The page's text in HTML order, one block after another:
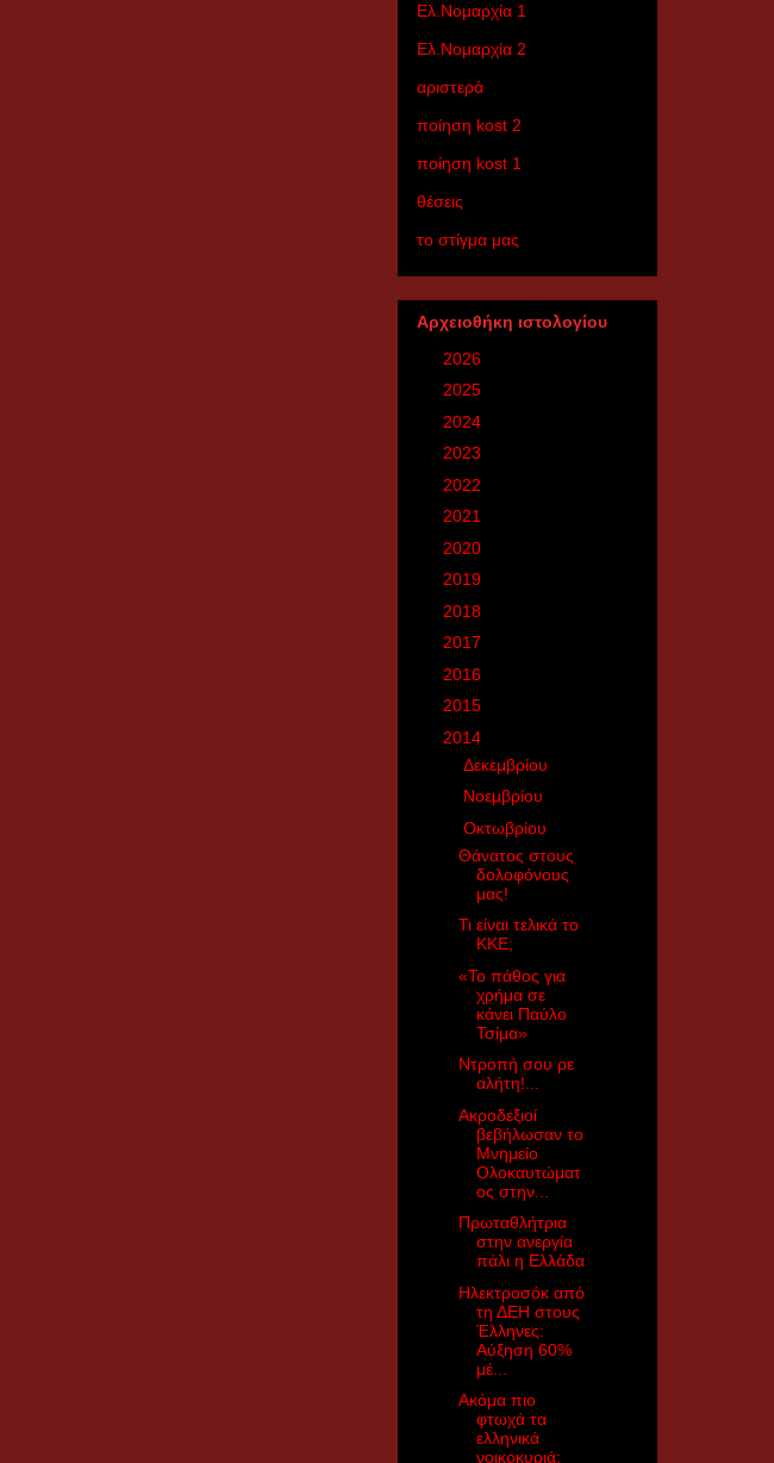
Ελ.Nομαρχία 1
Ελ.Nομαρχία 2
αριστερά
ποίηση kost 2
ποίηση kost 1
θέσεις
το στίγμα μας
Αρχειοθήκη ιστολογίου
2026
2025
2024
2023
2022
2021
2020
2019
2018
2017
2016
2015
2014
Δεκεμβρίου
Νοεμβρίου
Οκτωβρίου
Θάνατος στους
δολοφόνους
μας!
Τι είναι τελικά το
ΚΚΕ;
«Το πάθος για
χρήμα σε
κάνει Παύλο
Τσίμα»
Ντροπή σου ρε
αλήτη!...
Ακροδεξιοί
βεβήλωσαν το
Μνημείο
Ολοκαυτώματ
ος στην...
Πρωταθλήτρια
στην ανεργία
πάλι η Ελλάδα
Ηλεκτροσόκ από
τη ΔΕΗ στους
Έλληνες:
Αύξηση 60%
μέ...
Ακόμα πιο
φτωχά τα
ελληνικά
νοικοκυριά: